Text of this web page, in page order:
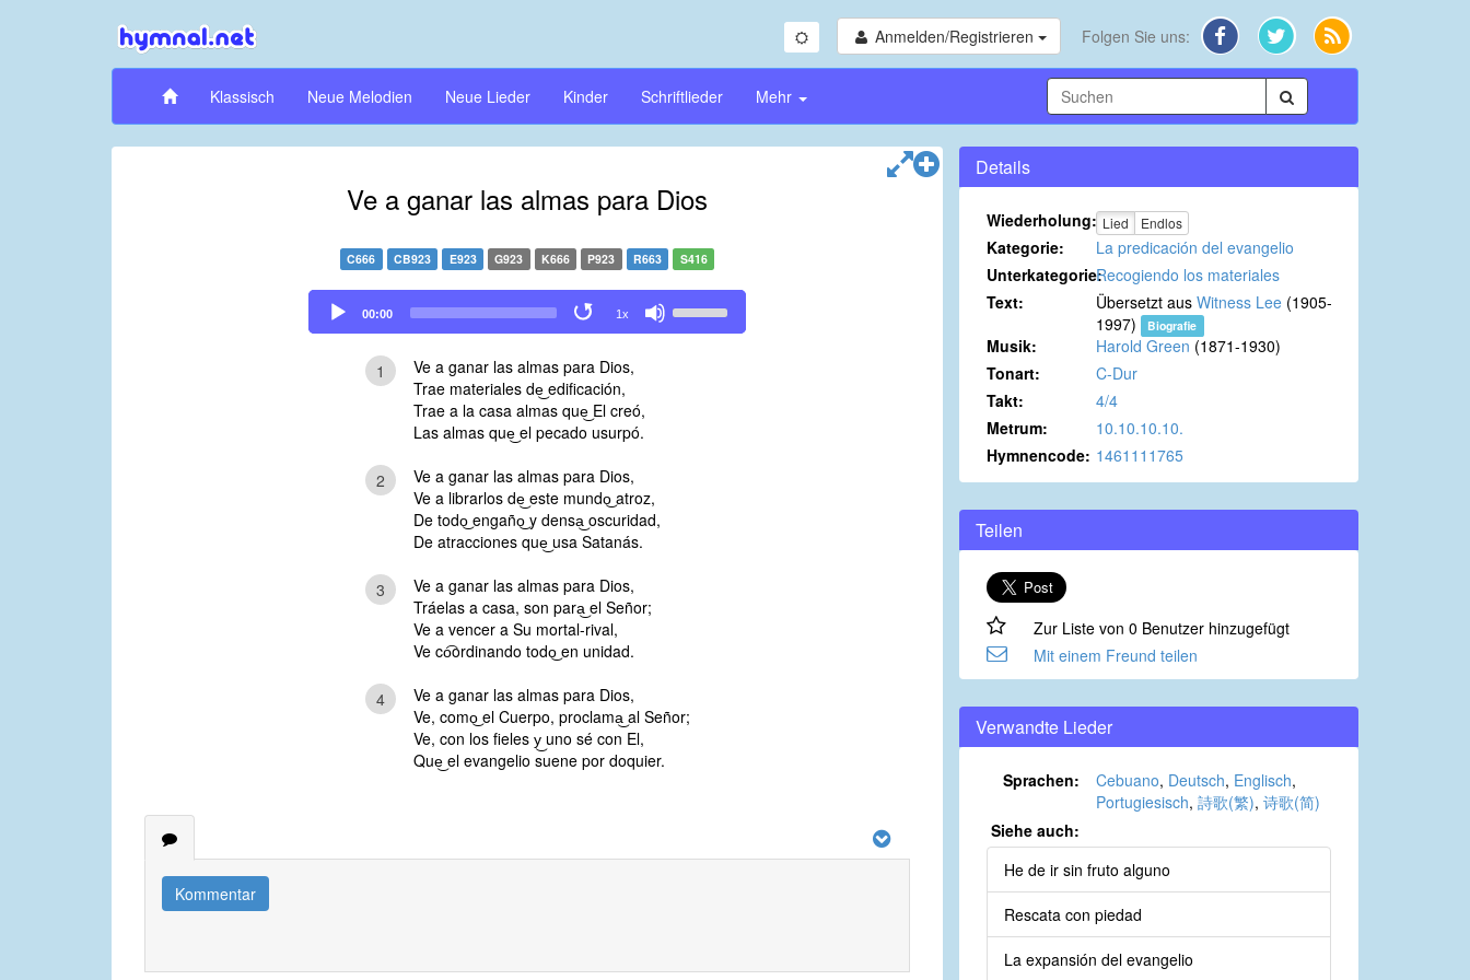
Anmelden/Registrieren Folgen Sie uns:
Klassisch Neue Melodien Neue Lieder Kinder Schriftlieder Mehr
Ve a ganar las almas para Dios
C666 CB923 E923 G923 K666 P923 R663 S416
Audio
Player
00:00 1x
Up/Down
1
Ve a ganar las almas para Dios,
Trae materiales de͜ edificación,
Trae a la casa almas que͜ El creó,
Las almas que͜ el pecado usurpó.
2
Ve a ganar las almas para Dios,
Ve a librarlos de͜ este mundo͜ atroz,
De todo͜ engaño͜ y densa͜ oscuridad,
De atracciones que͜ usa Satanás.
3
Ve a ganar las almas para Dios,
Tráelas a casa, son para͜ el Señor;
Ve a vencer a Su mortal-rival,
Ve co͡ordinando todo͜ en unidad.
4
Ve a ganar las almas para Dios,
Ve, como͜ el Cuerpo, proclama͜ al Señor;
Ve, con los fieles y͜ uno sé con El,
Que͜ el evangelio suene por doquier.
Kommentar
Details
Wiederholung: Lied Endlos
Kategorie:
La predicación del evangelio
Unterkategorie:Recogiendo los materiales
Text:
Übersetzt aus Witness Lee (1905-
1997)
Biografie
Musik: Harold Green (1871-1930)
Tonart:
C-Dur
Takt:
4/4
Metrum:
10.10.10.10.
Hymnencode: 1461111765
Teilen
Zur Liste von 0 Benutzer hinzugefügt
Mit einem Freund teilen
Verwandte Lieder
Sprachen: Cebuano, Deutsch, Englisch,
Portugiesisch, 詩歌(繁), 诗歌(简)
Siehe auch:
He de ir sin fruto alguno
Rescata con piedad
La expansión del evangelio